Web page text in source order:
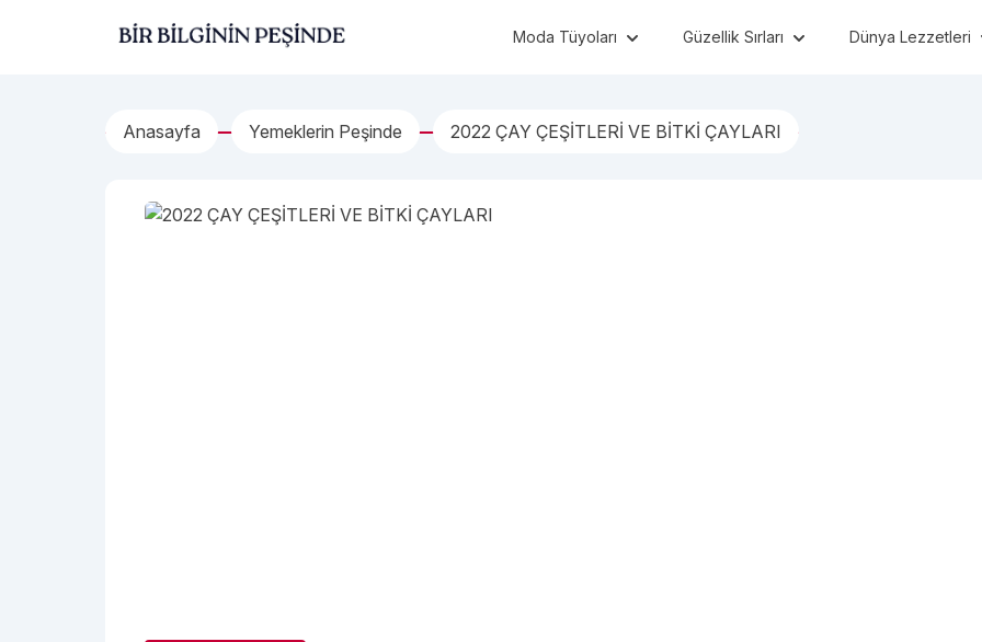
Bir Bilginin Peşinde! Moda Tüyoları Güzellik Sırları Dünya Lezzetleri
Anasayfa Yemeklerin Peşinde 2022 ÇAY ÇEŞİTLERİ VE BİTKİ ÇAYLARI